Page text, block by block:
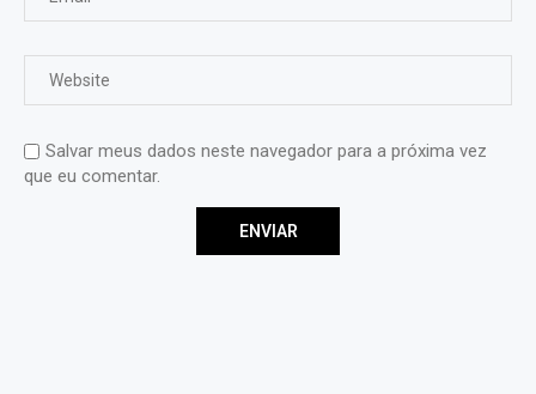
Salvar meus dados neste navegador para a próxima vez
que eu comentar.